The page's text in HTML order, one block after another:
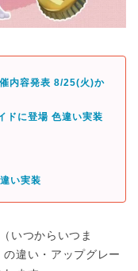
内容発表 8/25(火)か
ドに登場 色違い実装
い実装
いつからいつま
違い・アップグレー